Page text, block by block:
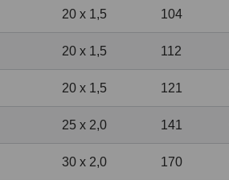
20 x 1,5 104
20 x 1,5 112
20 x 1,5 121
25 x 2,0 141
30 x 2,0 170